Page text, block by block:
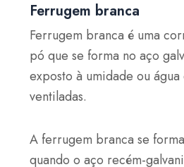
Ferrugem branca
Ferrugem branca é uma
pó que se forma no aço
exposto à umidade ou
ventiladas.
A ferrugem branca se
quando o aço recém-